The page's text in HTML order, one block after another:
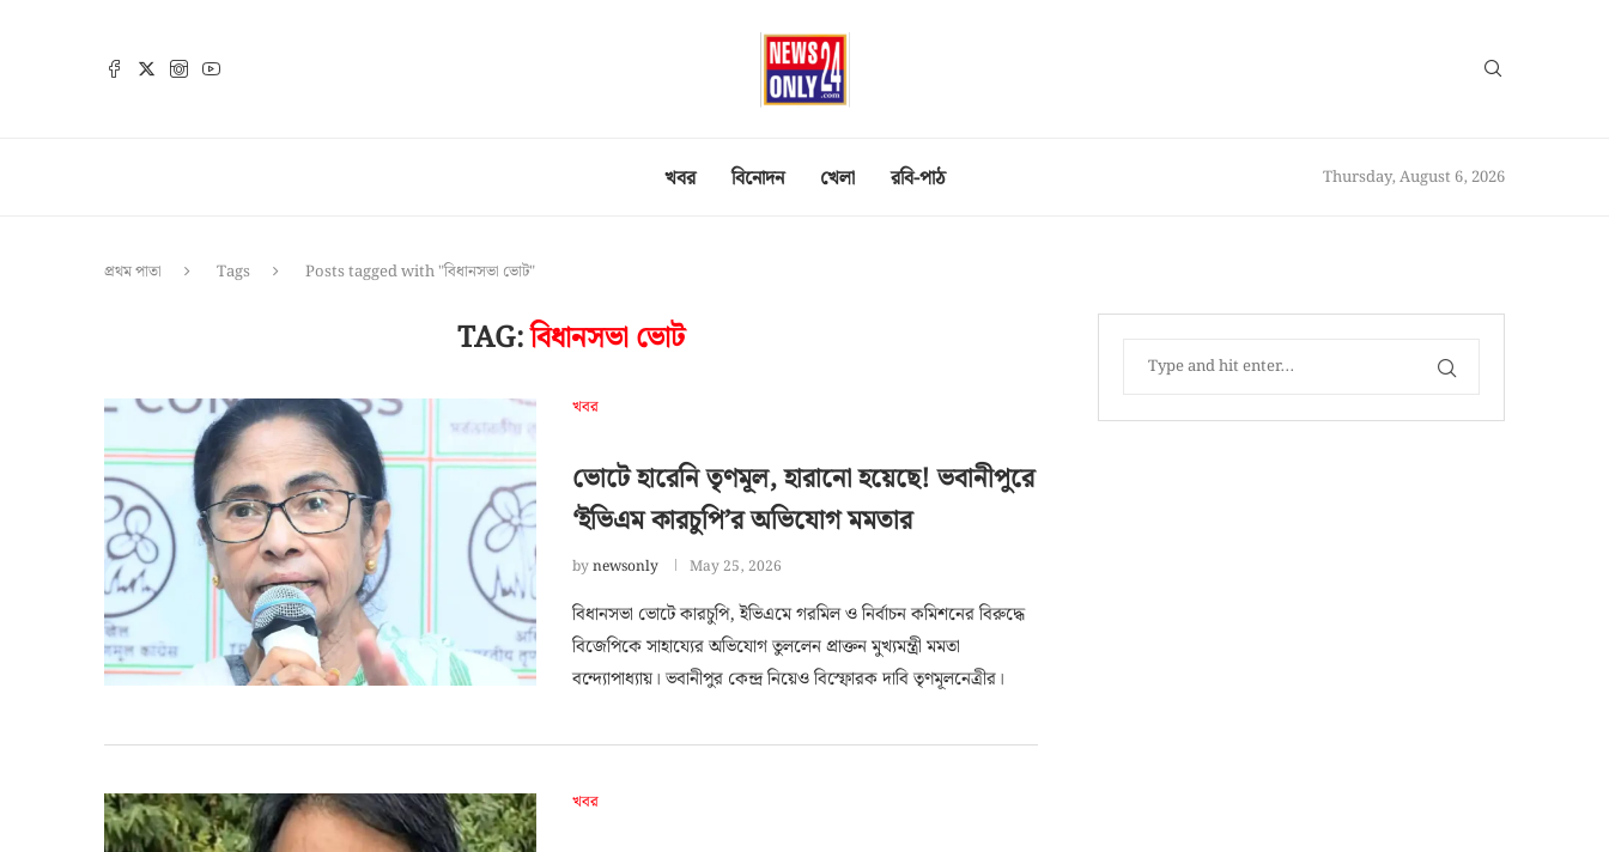
খবর বিনোদন খেলা রবি-পাঠ Thursday, August 6, 2026
প্রথম পাতা Tags Posts tagged with "বিধানসভা ভোট"
TAG:বিধানসভা ভোট
খবর
ভোটে হারেনি তৃণমূল, হারানো হয়েছে! ভবানীপুরে
‘ইভিএম কারচুপি’র অভিযোগ মমতার
bynewsonly May 25, 2026
বিধানসভা ভোটে কারচুপি, ইভিএমে গরমিল ও নির্বাচন কমিশনের বিরুদ্ধে
বিজেপিকে সাহায্যের অভিযোগ তুললেন প্রাক্তন মুখ্যমন্ত্রী মমতা
বন্দ্যোপাধ্যায়। ভবানীপুর কেন্দ্র নিয়েও বিস্ফোরক দাবি তৃণমূলনেত্রীর।
খবর